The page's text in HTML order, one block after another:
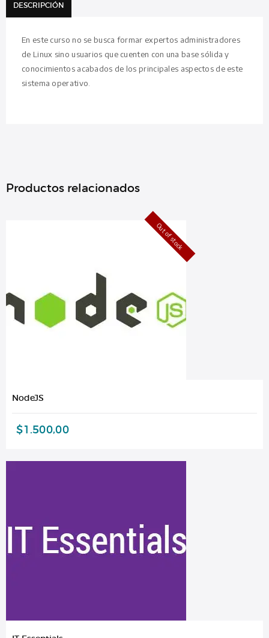
DESCRIPCIÓN
En este curso no se busca formar expertos administradores
de Linux sino usuarios que cuenten con una base sólida y
conocimientos acabados de los principales aspectos de este
sistema operativo.
Productos relacionados
Out of stock
NodeJS
$1.500,00